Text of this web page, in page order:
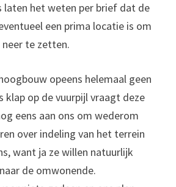
laten het weten per brief dat de
een prima locatie is om
te zetten.
opeens helemaal geen
klap op de vuurpijl vraagt deze
eens aan ons om wederom
over indeling van het terrein
want ja ze willen natuurlijk
de omwonende.